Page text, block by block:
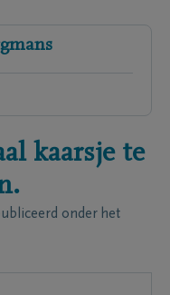
kaarsje te
onder het